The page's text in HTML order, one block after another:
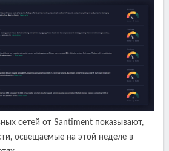
сетей от Santiment показывают,
освещаемые на этой неделе в